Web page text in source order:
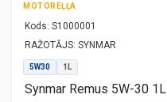
MOTOREĻĻA
Kods: S1000001
RAŽOTĀJS: SYNMAR
5W30 1L
Synmar Remus 5W-30 1L